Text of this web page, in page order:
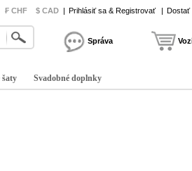
₣ CHF $ CAD | Prihlásiť sa & Registrovať | Dostať
Správa
šaty Svadobné doplnky